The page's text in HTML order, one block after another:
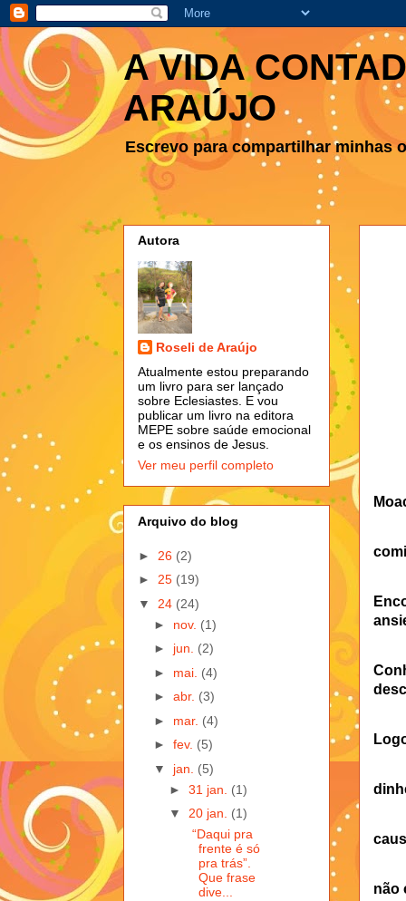
A VIDA
ARAÚJO
Escrevo para compartilhar minhas
não
Autora
Roseli de Araújo
Atualmente estou preparando
um livro para ser lançado
sobre Eclesiastes. E vou
publicar um livro na editora
MEPE sobre saúde emocional
e os ensinos de Jesus.
Ver meu perfil completo
Arquivo do blog
► 26 (2)
► 25 (19)
▼ 24 (24)
► nov. (1)
► jun. (2)
► mai. (4)
► abr. (3)
► mar. (4)
► fev. (5)
▼ jan. (5)
► 31 jan. (1)
▼ 20 jan. (1)
“Daqui pra
frente é só
pra trás”.
Que frase
dive...